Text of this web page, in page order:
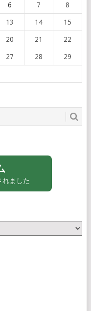
6 7 8
13 14 15
20 21 22
27 28 29
ました